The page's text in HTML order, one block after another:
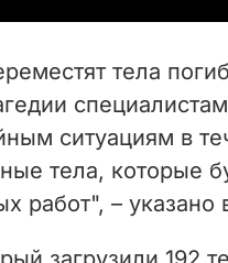
i
d
e
o
тела
ситуациям в
тела, которые
работ", – указано